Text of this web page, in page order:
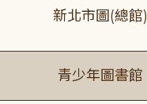
新北市圖(總館)
青少年圖書館